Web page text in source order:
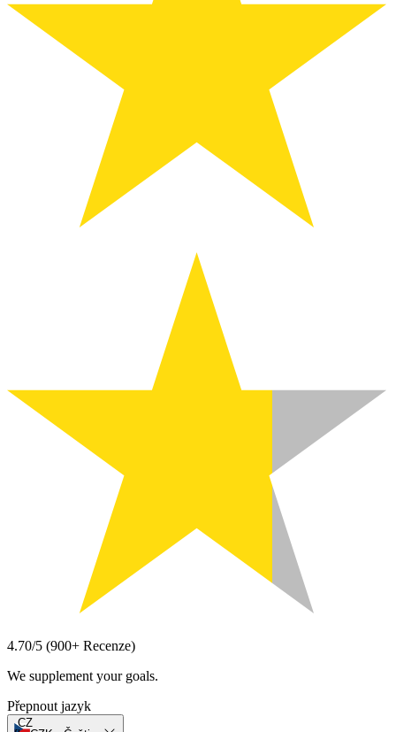
4.70/5 (900+ Recenze)
We supplement your goals.
Přepnout jazyk
CZ